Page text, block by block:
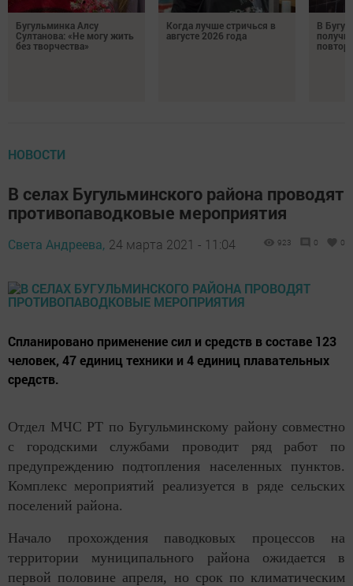
Бугульминка Алсу
Султанова: «Не могу жить
без творчества»
Когда лучше стричься в
августе 2026 года
В
НОВОСТИ
В селах Бугульминского района проводят
противопаводковые мероприятия
Света Андреева, 24 марта 2021 - 11:04 923 0 0
Спланировано применение сил и средств в составе 123
человек, 47 единиц техники и 4 единиц плавательных
средств.
Отдел МЧС РТ по Бугульминскому району совместно
с городскими службами проводит ряд работ по
предупреждению подтопления населенных пунктов.
Комплекс мероприятий реализуется в ряде сельских
поселений района.
Начало прохождения паводковых процессов на
территории муниципального района ожидается в
первой половине апреля, но срок по климатическим